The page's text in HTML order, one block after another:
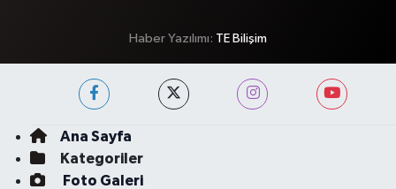
Haber Yazılımı: TE Bilişim
Ana Sayfa
Kategoriler
Foto Galeri